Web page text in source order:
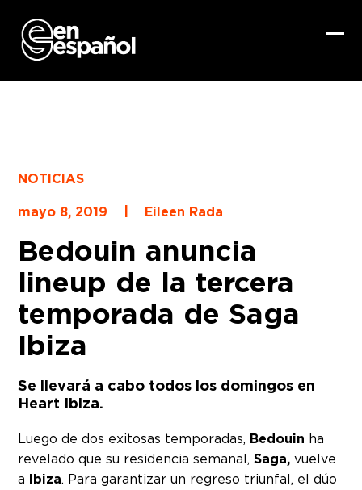
content
NOTICIAS
mayo 8, 2019
| Eileen Rada
Bedouin anuncia
lineup de la tercera
temporada de Saga
Ibiza
Se llevará a cabo todos los domingos en
Heart Ibiza.
Luego de dos exitosas temporadas, Bedouin ha
revelado que su residencia semanal,Saga, vuelve
a Ibiza. Para garantizar un regreso triunfal, el dúo